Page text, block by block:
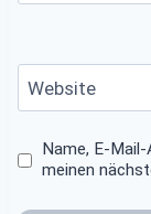
Website
Name, E-
meinen